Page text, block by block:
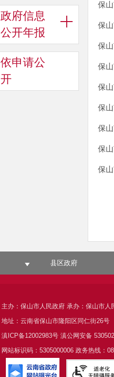
政府信息
公开年报
依申请公
开
保
保
保
保
保
保
保
保
保
县区政府
主办：保山市人民政府 承办：保山市人
地址：云南省保山市隆阳区同仁街26号
滇ICP备12002983号滇公网安备
网站标识码：5305000006 政务热线：